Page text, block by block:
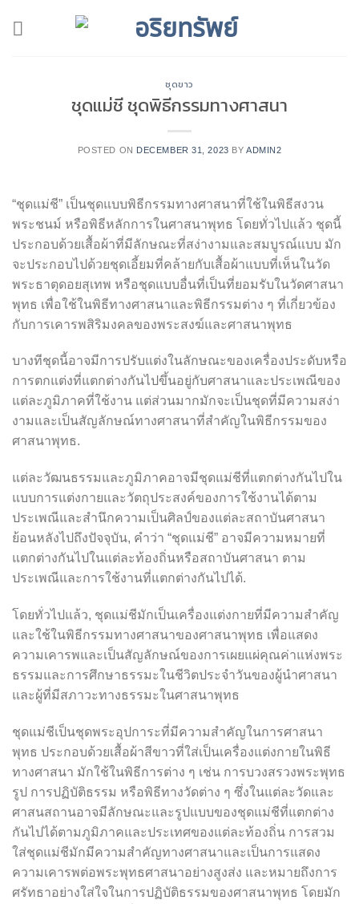
ชุดขาว
ชุดแม่ชี ชุดพิธีกรรมทางศาสนา
POSTED ON DECEMBER 31, 2023 BY ADMIN2
“ชุดแม่ชี” เป็นชุดแบบพิธีกรรมทางศาสนาที่ใช้ในพิธีสงวน
พระชนม์ หรือพิธีหลักการในศาสนาพุทธ โดยทั่วไปแล้ว ชุดนี้
ประกอบด้วยเสื้อผ้าที่มีลักษณะที่สง่างามและสมบูรณ์แบบ มัก
จะประกอบไปด้วยชุดเอี้ยมที่คล้ายกับเสื้อผ้าแบบที่เห็นในวัด
พระธาตุดอยสุเทพ หรือชุดแบบอื่นที่เป็นที่ยอมรับในวัดศาสนา
พุทธ เพื่อใช้ในพิธีทางศาสนาและพิธีกรรมต่าง ๆ ที่เกี่ยวข้อง
กับการเคารพสิริมงคลของพระสงฆ์และศาสนาพุทธ
บางทีชุดนี้อาจมีการปรับแต่งในลักษณะของเครื่องประดับหรือ
การตกแต่งที่แตกต่างกันไปขึ้นอยู่กับศาสนาและประเพณีของ
แต่ละภูมิภาคที่ใช้งาน แต่ส่วนมากมักจะเป็นชุดที่มีความสง่า
งามและเป็นสัญลักษณ์ทางศาสนาที่สำคัญในพิธีกรรมของ
ศาสนาพุทธ.
แต่ละวัฒนธรรมและภูมิภาคอาจมีชุดแม่ชีที่แตกต่างกันไปใน
แบบการแต่งกายและวัตถุประสงค์ของการใช้งานได้ตาม
ประเพณีและสำนึกความเป็นศิลป์ของแต่ละสถาบันศาสนา
ย้อนหลังไปถึงปัจจุบัน, คำว่า “ชุดแม่ชี” อาจมีความหมายที่
แตกต่างกันไปในแต่ละท้องถิ่นหรือสถาบันศาสนา ตาม
ประเพณีและการใช้งานที่แตกต่างกันไปได้.
โดยทั่วไปแล้ว, ชุดแม่ชีมักเป็นเครื่องแต่งกายที่มีความสำคัญ
และใช้ในพิธีกรรมทางศาสนาของศาสนาพุทธ เพื่อแสดง
ความเคารพและเป็นสัญลักษณ์ของการเผยแผ่คุณค่าแห่งพระ
ธรรมและการศึกษาธรรมะในชีวิตประจำวันของผู้นำศาสนา
และผู้ที่มีสภาวะทางธรรมะในศาสนาพุทธ
ชุดแม่ชีเป็นชุดพระอุปการะที่มีความสำคัญในการศาสนา
พุทธ ประกอบด้วยเสื้อผ้าสีขาวที่ใส่เป็นเครื่องแต่งกายในพิธี
ทางศาสนา มักใช้ในพิธีการต่าง ๆ เช่น การบวงสรวงพระพุทธ
รูป การปฏิบัติธรรม หรือพิธีทางวัดต่าง ๆ ซึ่งในแต่ละวัดและ
ศาสนสถานอาจมีลักษณะและรูปแบบของชุดแม่ชีที่แตกต่าง
กันไปได้ตามภูมิภาคและประเทศของแต่ละท้องถิ่น การสวม
ใส่ชุดแม่ชีมักมีความสำคัญทางศาสนาและเป็นการแสดง
ความเคารพต่อพระพุทธศาสนาอย่างสูงส่ง และหมายถึงการ
ศรัทธาอย่างใส่ใจในการปฏิบัติธรรมของศาสนาพุทธ โดยมัก